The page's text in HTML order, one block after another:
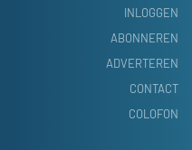
INLOGGEN
ABONNEREN
ADVERTEREN
CONTACT
COLOFON